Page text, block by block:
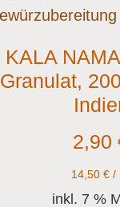
KALA
Granulat,
2,90
14,50 €/
inkl. 7 %